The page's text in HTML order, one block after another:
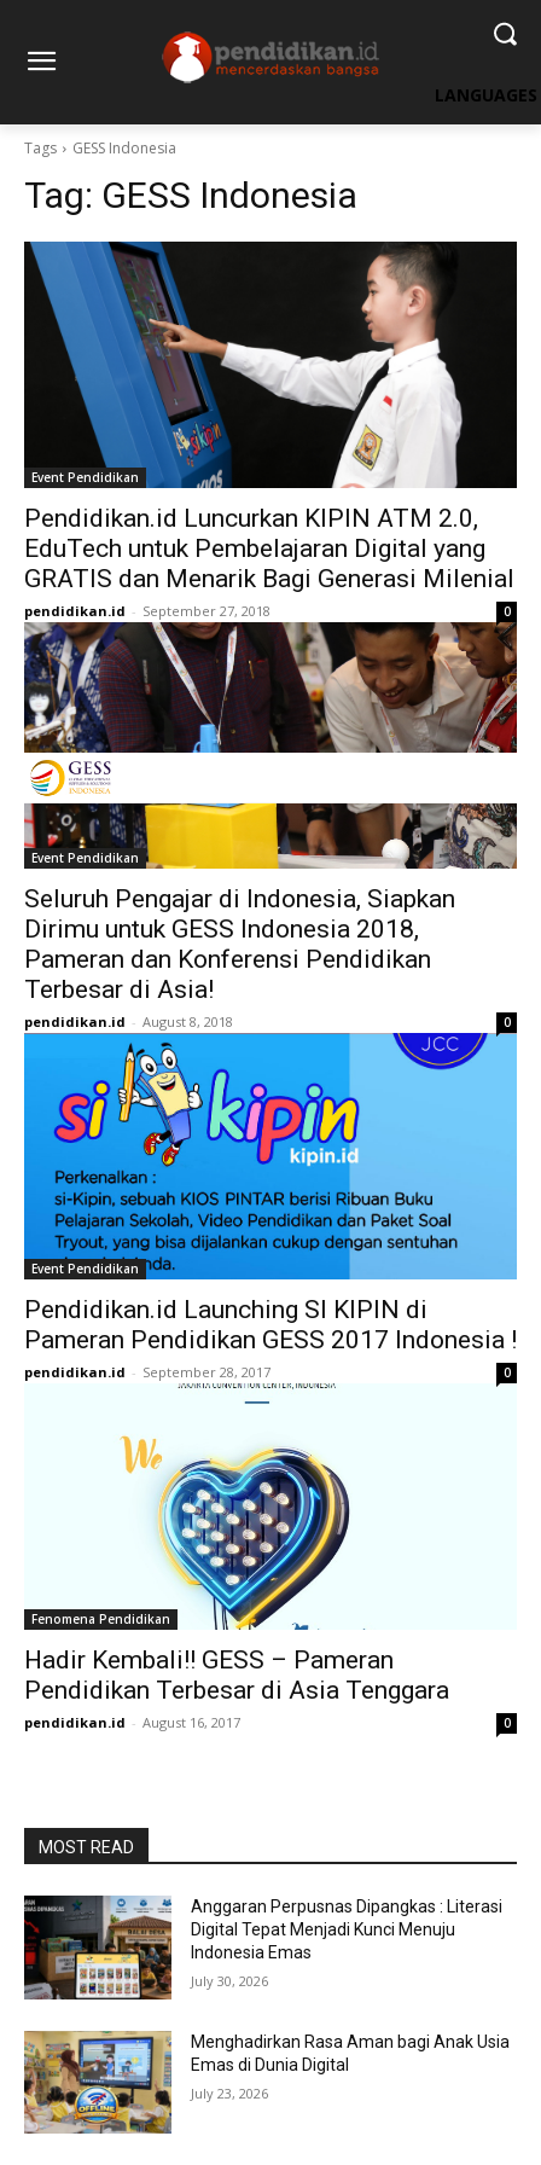
LANGUAGES
Tags GESS Indonesia
Tag: GESS Indonesia
Event Pendidikan
Pendidikan.id Luncurkan KIPIN ATM 2.0,
EduTech untuk Pembelajaran Digital yang
GRATIS dan Menarik Bagi Generasi Milenial
pendidikan.id - September 27, 2018 0
Event Pendidikan
Seluruh Pengajar di Indonesia, Siapkan
Dirimu untuk GESS Indonesia 2018,
Pameran dan Konferensi Pendidikan
Terbesar di Asia!
pendidikan.id - August 8, 2018 0
Event Pendidikan
Pendidikan.id Launching SI KIPIN di
Pameran Pendidikan GESS 2017 Indonesia !
pendidikan.id - September 28, 2017 0
Fenomena Pendidikan
Hadir Kembali!! GESS – Pameran
Pendidikan Terbesar di Asia Tenggara
pendidikan.id - August 16, 2017 0
MOST READ
Anggaran Perpusnas Dipangkas : Literasi
Digital Tepat Menjadi Kunci Menuju
Indonesia Emas
July 30, 2026
Menghadirkan Rasa Aman bagi Anak Usia
Emas di Dunia Digital
July 23, 2026